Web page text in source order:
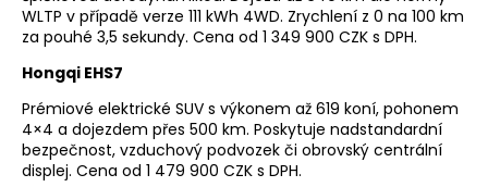
WLTP v případě verze 111 kWh 4WD. Zrychlení z 0 na 100 km
za pouhé 3,5 sekundy. Cena od 1 349 900 CZK s DPH.
Hongqi EHS7
Prémiové elektrické SUV s výkonem až 619 koní, pohonem
4×4 a dojezdem přes 500 km. Poskytuje nadstandardní
bezpečnost, vzduchový podvozek či obrovský centrální
displej. Cena od 1 479 900 CZK s DPH.